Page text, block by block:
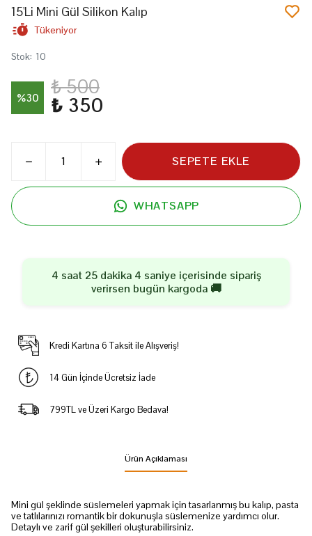
15'Li Mini Gül Silikon Kalıp
Tükeniyor
Stok: 10
%30 ₺ 500
₺ 350
SEPETE EKLE
WHATSAPP
4 saat 25 dakika 4 saniye içerisinde sipariş
verirsen bugün kargoda 🚚
Kredi Kartına 6 Taksit ile Alışveriş!
14 Gün İçinde Ücretsiz İade
799TL ve Üzeri Kargo Bedava!
Ürün Açıklaması
Mini gül şeklinde süslemeleri yapmak için tasarlanmış bu kalıp, pasta
ve tatlılarınızı romantik bir dokunuşla süslemenize yardımcı olur.
Detaylı ve zarif gül şekilleri oluşturabilirsiniz.